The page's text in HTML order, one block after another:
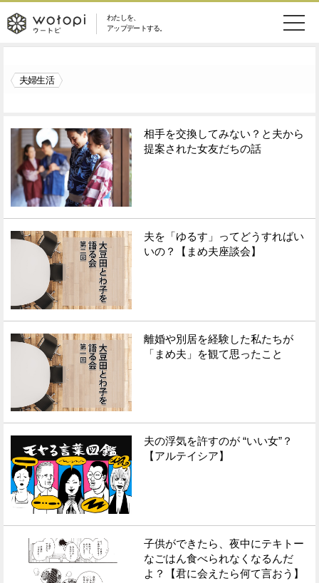
わたしを、
アップデートする。
wotopi
-
ー
ト
ピ
ニ
ー
健康 ワークスタイル
ライフスタイル
ソーシャル
アイテム
ウートピとは？
Facebook
ア
す
る
Twitter
夫婦生活
相手を交換してみない？と夫から
提案された女友だちの話
夫を「ゆるす」ってどうすればい
いの？【まめ夫座談会】
離婚や別居を経験した私たちが
「まめ夫」を観て思ったこと
夫の浮気を許すのが “いい女”？
【アルテイシア】
子供ができたら、夜中にテキトー
なごはん食べられなくなるんだ
よ？【君に会えたら何て言おう】